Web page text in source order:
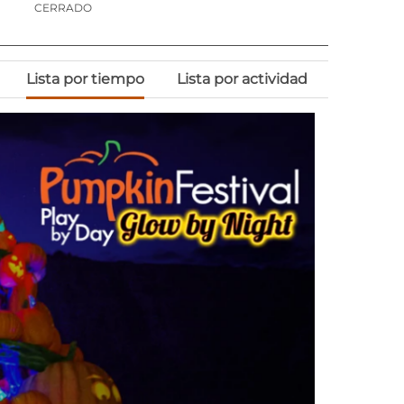
CERRADO
Lista por tiempo Lista por actividad